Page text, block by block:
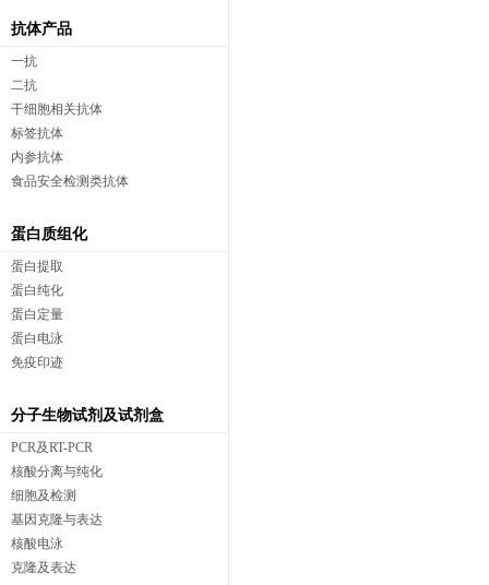
抗体产品
一抗
二抗
干细胞相关抗体
标签抗体
内参抗体
食品安全检测类抗体
蛋白质组化
蛋白提取
蛋白纯化
蛋白定量
蛋白电泳
免疫印迹
分子生物试剂及试剂盒
PCR及RT-PCR
核酸分离与纯化
细胞及检测
基因克隆与表达
核酸电泳
克隆及表达